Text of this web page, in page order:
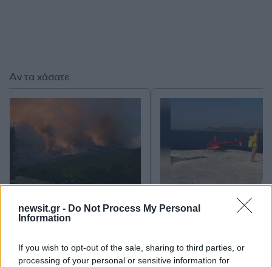
newsit.gr - Do Not Process My Personal
Information
If you wish to opt-out of the sale, sharing to third parties, or
processing of your personal or sensitive information for
Αν τα χάσατε
Σε πορτοκαλί συναγερμό
για φωτιές η χώρα και τη
πυρκαγιές σε 10 ημέρες
Μετέτρεψαν το
κάνουν μπάνιο